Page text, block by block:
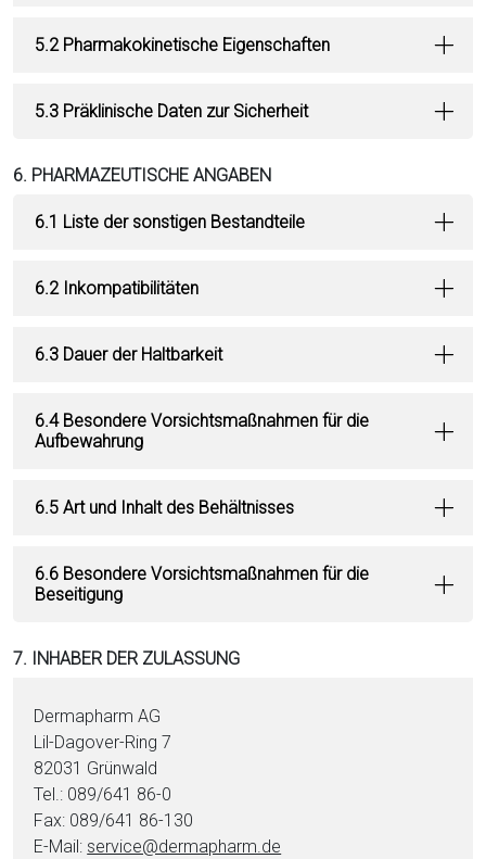
5.2 Pharmakokinetische Eigenschaften
5.3 Präklinische Daten zur Sicherheit
6. PHARMAZEUTISCHE ANGABEN
6.1 Liste der sonstigen Bestandteile
6.2 Inkompatibilitäten
6.3 Dauer der Haltbarkeit
6.4 Besondere Vorsichtsmaßnahmen für die
Aufbewahrung
6.5 Art und Inhalt des Behältnisses
6.6 Besondere Vorsichtsmaßnahmen für die
Beseitigung
7. INHABER DER ZULASSUNG
Dermapharm AG
Lil-Dagover-Ring 7
82031 Grünwald
Tel.: 089/641 86-0
Fax: 089/641 86-130
E-Mail: service@dermapharm.de